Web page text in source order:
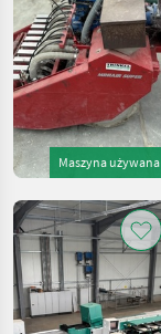
Maszyna używana